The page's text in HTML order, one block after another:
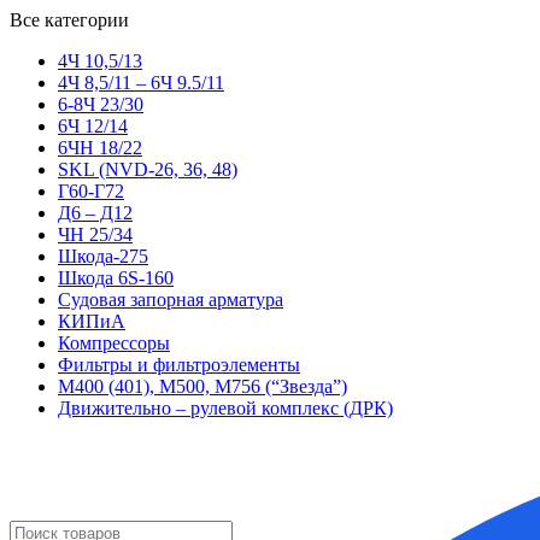
Все категории
4Ч 10,5/13
4Ч 8,5/11 – 6Ч 9.5/11
6-8Ч 23/30
6Ч 12/14
6ЧН 18/22
SKL (NVD-26, 36, 48)
Г60-Г72
Д6 – Д12
ЧН 25/34
Шкода-275
Шкода 6S-160
Судовая запорная арматура
КИПиА
Компрессоры
Фильтры и фильтроэлементы
М400 (401), М500, М756 (“Звезда”)
Движительно – рулевой комплекс (ДРК)